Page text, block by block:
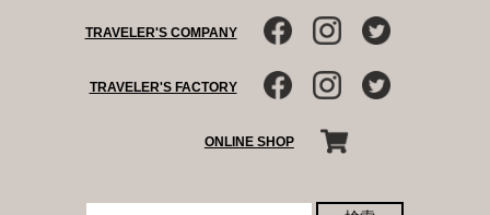
TRAVELER'S COMPANY
TRAVELER'S FACTORY
ONLINE SHOP